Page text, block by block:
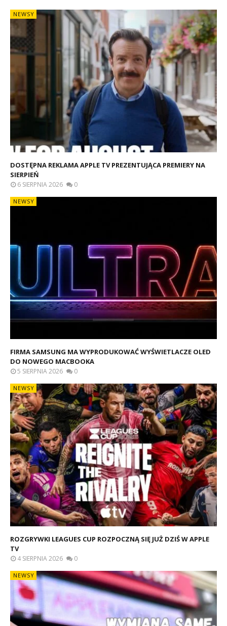
NEWSY
DOSTĘPNA REKLAMA APPLE TV PREZENTUJĄCA PREMIERY NA
SIERPIEŃ
6 SIERPNIA 2026 0
NEWSY
FIRMA SAMSUNG MA WYPRODUKOWAĆ WYŚWIETLACZE OLED
DO NOWEGO MACBOOKA
5 SIERPNIA 2026 0
NEWSY
ROZGRYWKI LEAGUES CUP ROZPOCZNĄ SIĘ JUŻ DZIŚ W APPLE
TV
4 SIERPNIA 2026 0
NEWSY